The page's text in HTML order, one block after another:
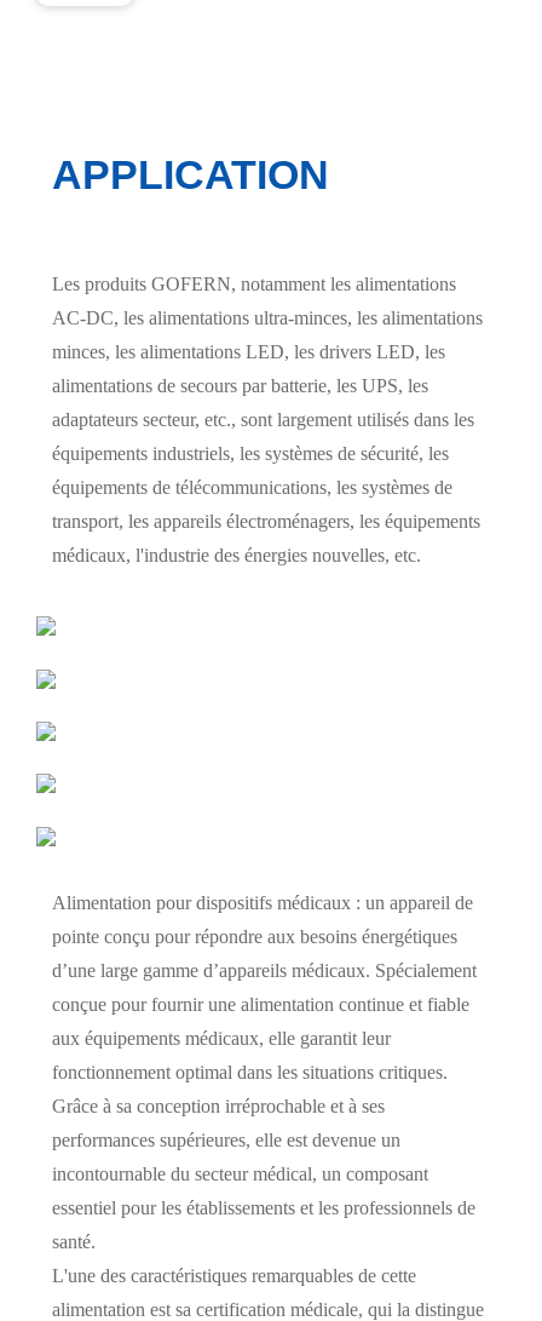
APPLICATION
Les produits GOFERN, notamment les alimentations
AC-DC, les alimentations ultra-minces, les alimentations
minces, les alimentations LED, les drivers LED, les
alimentations de secours par batterie, les UPS, les
adaptateurs secteur, etc., sont largement utilisés dans les
équipements industriels, les systèmes de sécurité, les
équipements de télécommunications, les systèmes de
transport, les appareils électroménagers, les équipements
médicaux, l'industrie des énergies nouvelles, etc.
Alimentation pour dispositifs médicaux : un appareil de
pointe conçu pour répondre aux besoins énergétiques
d’une large gamme d’appareils médicaux. Spécialement
conçue pour fournir une alimentation continue et fiable
aux équipements médicaux, elle garantit leur
fonctionnement optimal dans les situations critiques.
Grâce à sa conception irréprochable et à ses
performances supérieures, elle est devenue un
incontournable du secteur médical, un composant
essentiel pour les établissements et les professionnels de
santé.
L'une des caractéristiques remarquables de cette
alimentation est sa certification médicale, qui la distingue